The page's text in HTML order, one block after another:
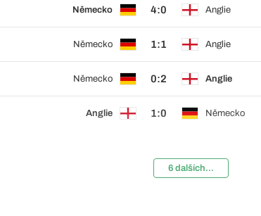
Německo 4:0 Anglie
Německo 1:1 Anglie
Německo 0:2 Anglie
Anglie 1:0 Německo
6 dalších...